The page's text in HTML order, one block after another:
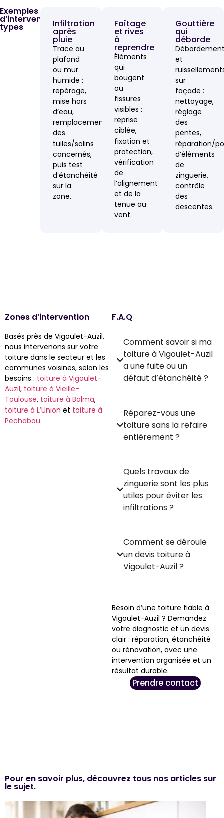
Exemples
d’interventions
types Infiltration
après
pluie
Trace au
plafond
ou mur
humide :
repérage,
mise hors
d’eau,
remplacement
des
tuiles/solins
concernés,
puis test
d’étanchéité
sur la
zone.
Faîtage
et rives
à
reprendre
Éléments
qui
bougent
ou
fissures
visibles :
reprise
ciblée,
fixation et
protection,
vérification
de
l’alignement
et de la
tenue au
vent.
Gouttière
qui
déborde
et
sur
façade :
nettoyage,
réglage
des
pentes,
réparation/
d’éléments
de
zinguerie,
contrôle
des
descentes.
Zones d’intervention
Basés près de Vigoulet-Auzil,
nous intervenons sur votre
toiture dans le secteur et les
communes voisines, selon les
besoins : toiture à Vigoulet-
Auzil, toiture à Vieille-
Toulouse, toiture à Balma,
toiture à L’Union et toiture à
Pechabou.
F.A.Q
Comment savoir si ma
toiture à Vigoulet-Auzil
a une fuite ou un
défaut d’étanchéité ?
Réparez-vous une
toiture sans la refaire
entièrement ?
Quels travaux de
zinguerie sont les plus
utiles pour éviter les
infiltrations ?
Comment se déroule
un devis toiture à
Vigoulet-Auzil ?
Besoin d’une toiture fiable à
Vigoulet-Auzil ? Demandez
votre diagnostic et un devis
clair : réparation, étanchéité
ou rénovation, avec une
intervention organisée et un
résultat durable.
Prendre contact
Pour en savoir plus, découvrez tous nos articles sur
le sujet.